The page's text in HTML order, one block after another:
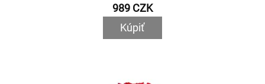
989 CZK
Kúpiť